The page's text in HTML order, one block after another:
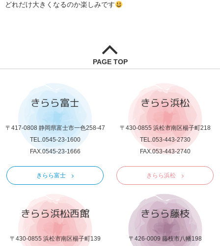
どれだけ大きくなるのか楽しみです
PAGE TOP
きらら富士
〒417-0808 静岡県富士市一色258-47
TEL.0545-23-1600
FAX.0545-23-1666
きらら富士
きらら浜松
〒430-0855 浜松市南区楊子町218
TEL.053-443-2730
FAX.053-443-2740
きらら浜松
きらら浜松西館
〒430-0855 浜松市南区楊子町139
きらら藤枝
〒426-0009 藤枝市八幡198